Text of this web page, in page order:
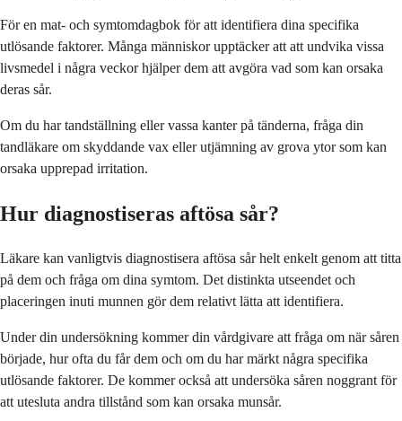
För en mat- och symtomdagbok för att identifiera dina specifika
utlösande faktorer. Många människor upptäcker att att undvika vissa
livsmedel i några veckor hjälper dem att avgöra vad som kan orsaka
deras sår.
Om du har tandställning eller vassa kanter på tänderna, fråga din
tandläkare om skyddande vax eller utjämning av grova ytor som kan
orsaka upprepad irritation.
Hur diagnostiseras aftösa sår?
Läkare kan vanligtvis diagnostisera aftösa sår helt enkelt genom att titta
på dem och fråga om dina symtom. Det distinkta utseendet och
placeringen inuti munnen gör dem relativt lätta att identifiera.
Under din undersökning kommer din vårdgivare att fråga om när såren
började, hur ofta du får dem och om du har märkt några specifika
utlösande faktorer. De kommer också att undersöka såren noggrant för
att utesluta andra tillstånd som kan orsaka munsår.